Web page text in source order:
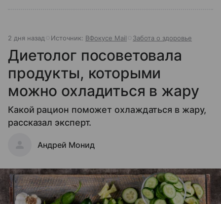
2 дня назад Источник: ВФокусе Mail Забота о здоровье
Диетолог посоветовала
продукты, которыми
можно охладиться в жару
Какой рацион поможет охлаждаться в жару,
рассказал эксперт.
Андрей Монид